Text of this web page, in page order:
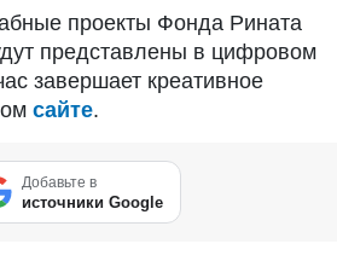
проекты Фонда Рината
представлены в цифровом
завершает креативное
сайте.
Добавьте в
источники Google